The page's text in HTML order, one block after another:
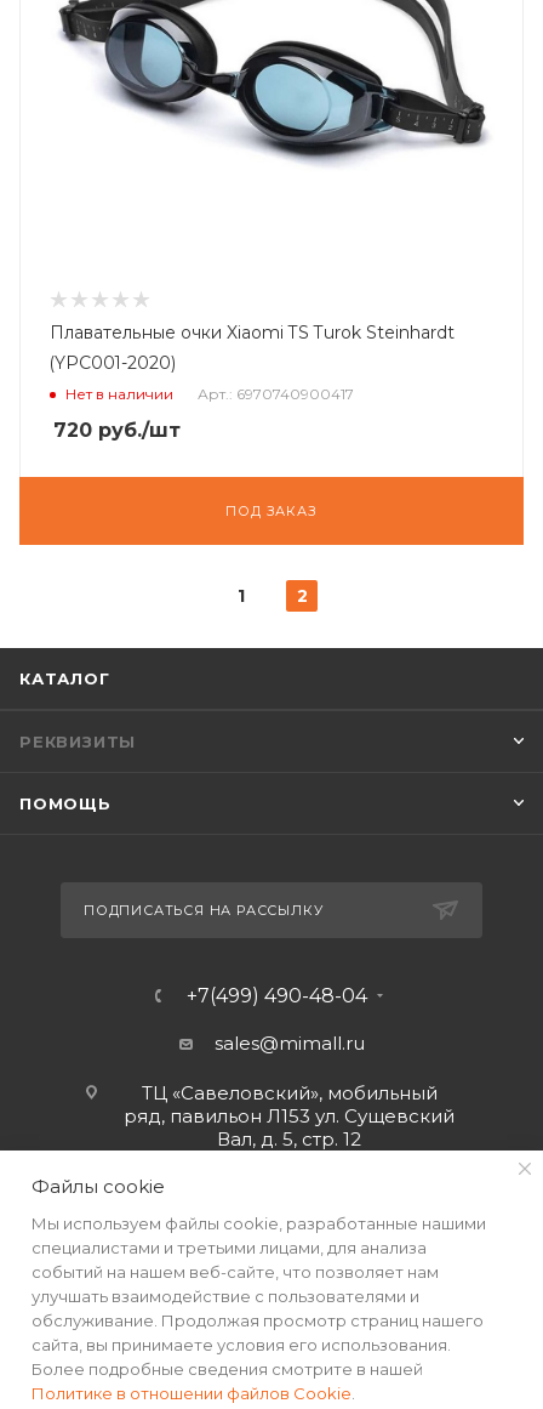
Плавательные очки Xiaomi TS Turok Steinhardt
(YPC001-2020)
Нет в наличии Арт.: 6970740900417
720 руб./шт
ПОД ЗАКАЗ
1 2
КАТАЛОГ
РЕКВИЗИТЫ
ПОМОЩЬ
ПОДПИСАТЬСЯ НА РАССЫЛКУ
+7(499) 490-48-04
sales@mimall.ru
ТЦ «Савеловский», мобильный
ряд, павильон Л153 ул. Сущевский
Вал, д. 5, стр. 12
2026 © Интернет-магазин MiMall® • Не является публичной
Файлы cookie
Мы используем файлы cookie, разработанные нашими
специалистами и третьими лицами, для анализа
событий на нашем веб-сайте, что позволяет нам
улучшать взаимодействие с пользователями и
обслуживание. Продолжая просмотр страниц нашего
сайта, вы принимаете условия его использования.
Более подробные сведения смотрите в нашей
Политике в отношении файлов Cookie